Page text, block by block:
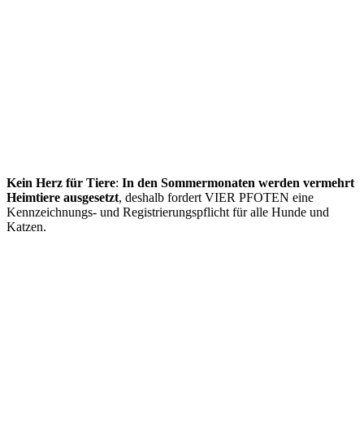
Kein Herz für Tiere: In den Sommermonaten werden vermehrt
Heimtiere ausgesetzt, deshalb fordert VIER PFOTEN eine
Kennzeichnungs- und Registrierungspflicht für alle Hunde und
Katzen.